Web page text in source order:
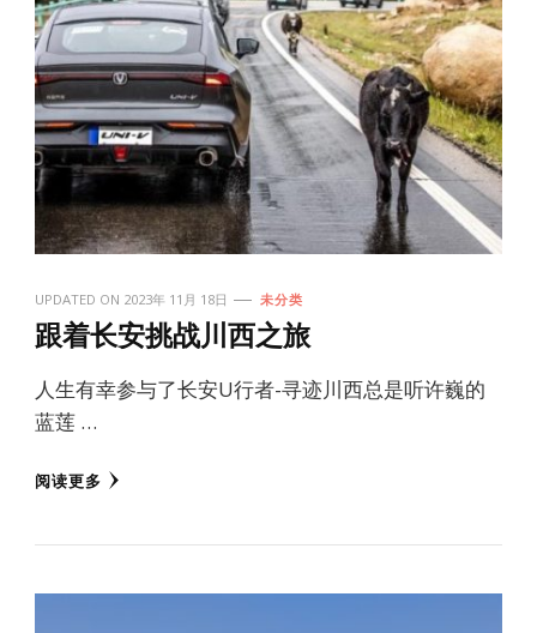
UPDATED ON 2023年 11月 18日 未分类
跟着长安挑战川西之旅
人生有幸参与了长安U行者-寻迹川西总是听许巍的
蓝莲 …
阅读更多